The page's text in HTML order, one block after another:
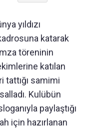
yıldızı
kadrosuna katarak
töreninin
katılan
tattığı samimi
Kulübün
paylaştığı
için hazırlanan